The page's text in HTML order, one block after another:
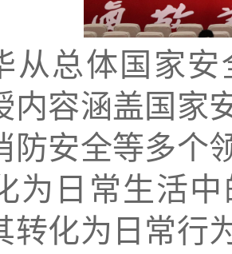
从总体国家
内容涵盖国家
防安全等多个
为日常生活
转化为日常行